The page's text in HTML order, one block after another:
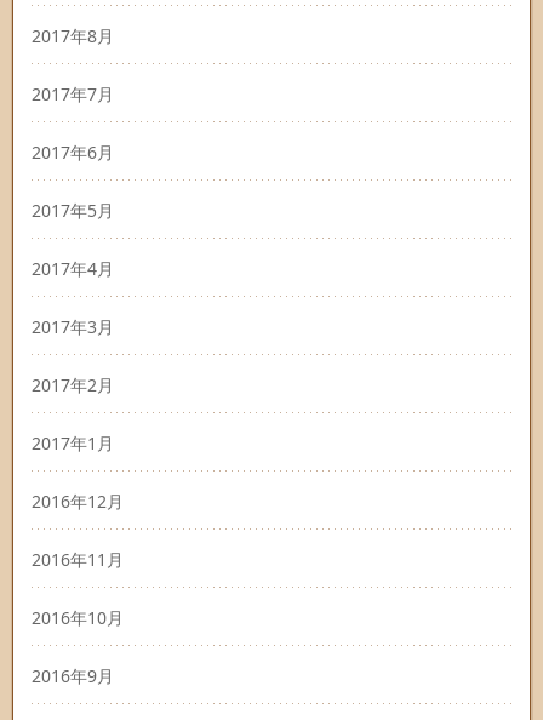
2017年8月
2017年7月
2017年6月
2017年5月
2017年4月
2017年3月
2017年2月
2017年1月
2016年12月
2016年11月
2016年10月
2016年9月